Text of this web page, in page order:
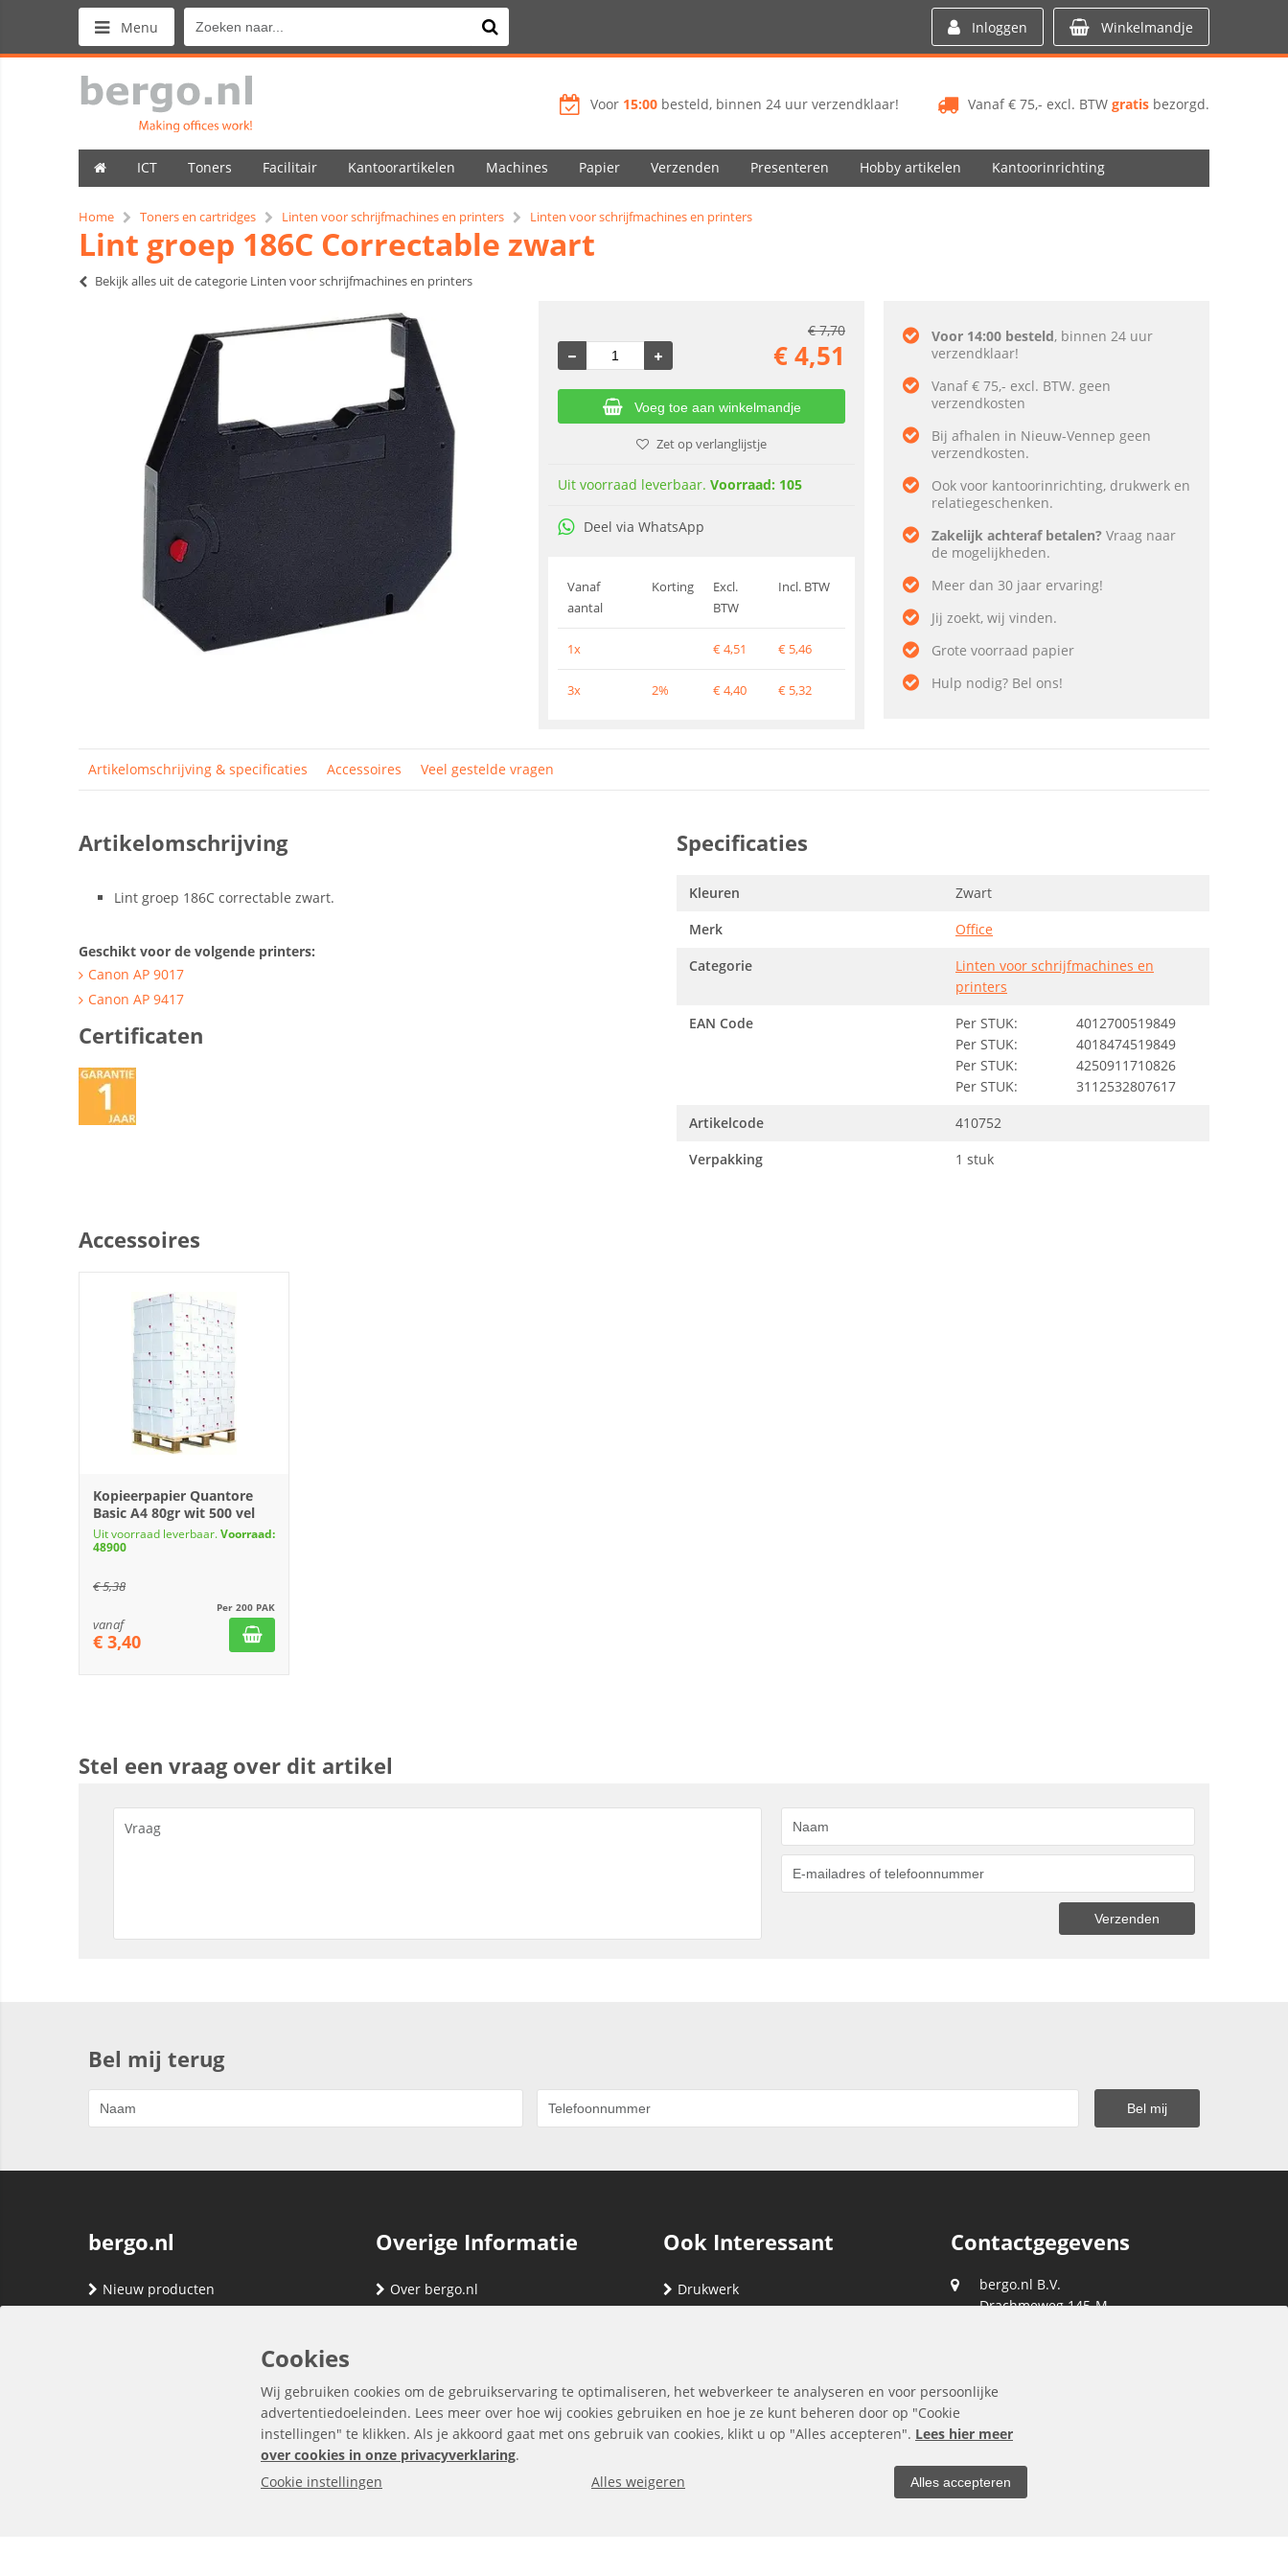
Menu Inloggen Winkelmandje
Vanaf € 75,- excl. BTW gratis bezorgd.
Voor 15:00 besteld, binnen 24 uur verzendklaar!
ICT Toners Facilitair Kantoorartikelen Machines Papier Verzenden Presenteren Hobby artikelen Kantoorinrichting
Home Toners en cartridges Linten voor schrijfmachines en printers Linten voor schrijfmachines en printers
Lint groep 186C Correctable zwart
Bekijk alles uit de categorie Linten voor schrijfmachines en printers
€7,70
€4,51
Voeg toe aan winkelmandje
Zet op verlanglijstje
Uit voorraad leverbaar. Voorraad: 105
Deel via WhatsApp
Vanaf
aantal
Korting
Excl.
BTW
Incl. BTW
1x €4,51 € 5,46
3x 2% €4,40 € 5,32
Voor 14:00 besteld, binnen 24 uur
verzendklaar!
Vanaf € 75,- excl. BTW. geen
verzendkosten
Bij afhalen in Nieuw-Vennep geen
verzendkosten.
Ook voor kantoorinrichting, drukwerk en
relatiegeschenken.
Zakelijk achteraf betalen? Vraag naar
de mogelijkheden.
Meer dan 30 jaar ervaring!
Jij zoekt, wij vinden.
Grote voorraad papier
Hulp nodig? Bel ons!
Artikelomschrijving & specificaties Accessoires Veel gestelde vragen
Artikelomschrijving
Lint groep 186C correctable zwart.
Geschikt voor de volgende printers:
Canon AP 9017
Canon AP 9417
Certificaten
Specificaties
Kleuren
Zwart
Merk
Office
Categorie
Linten voor schrijfmachines en
printers
EAN Code
Per STUK:
4012700519849
Per STUK:
4018474519849
Per STUK:
4250911710826
Per STUK:
3112532807617
Artikelcode
410752
Verpakking
1 stuk
Accessoires
Kopieerpapier Quantore
Basic A4 80gr wit 500 vel
Uit voorraad leverbaar.Voorraad:
48900
€5,38
Per 200 PAK
vanaf
€ 3,40
Stel een vraag over dit artikel
Bel mij terug
bergo.nl
Nieuw producten
Overige Informatie
Over bergo.nl
Algemene Voorwaarden
Privacyverklaring
Ook Interessant
Drukwerk
Contactgegevens
bergo.nl B.V.
Drachmeweg 145-M
Cookies
Wij gebruiken cookies om de gebruikservaring te optimaliseren, het webverkeer te analyseren en voor persoonlijke
advertentiedoeleinden. Lees meer over hoe wij cookies gebruiken en hoe je ze kunt beheren door op "Cookie
instellingen" te klikken. Als je akkoord gaat met ons gebruik van cookies, klikt u op "Alles accepteren". Lees hier meer
over cookies in onze privacyverklaring.
Cookie instellingen
Alles weigeren Alles accepteren